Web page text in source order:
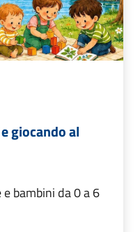
giocando al
bambini da 0 a 6